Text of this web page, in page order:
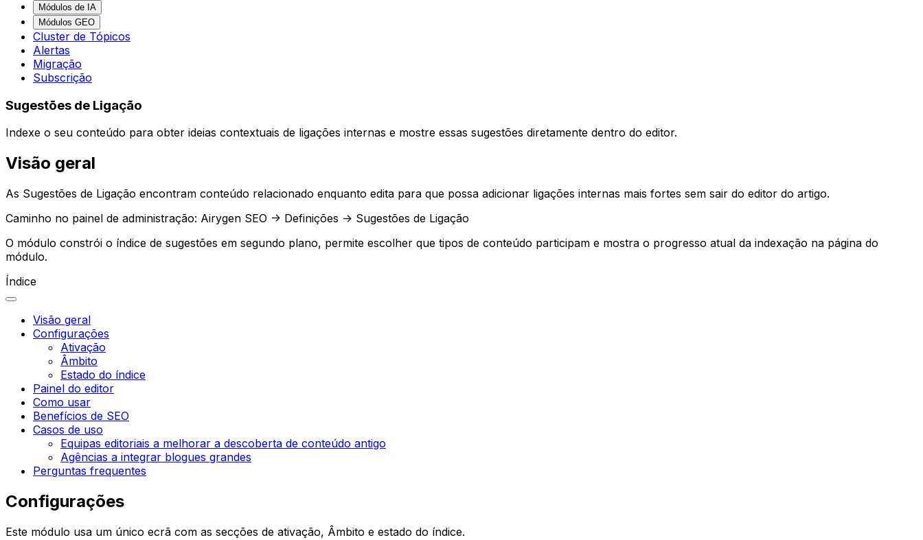
Módulos de IA
Módulos GEO
Cluster de Tópicos
Alertas
Migração
Subscrição
Sugestões de Ligação
Indexe o seu conteúdo para obter ideias contextuais de ligações internas e mostre essas sugestões diretamente dentro do editor.
Visão geral
As Sugestões de Ligação encontram conteúdo relacionado enquanto edita para que possa adicionar ligações internas mais fortes sem sair do editor do artigo.
Caminho no painel de administração: Airygen SEO -> Definições -> Sugestões de Ligação
O módulo constrói o índice de sugestões em segundo plano, permite escolher que tipos de conteúdo participam e mostra o progresso atual da indexação na página do
módulo.
Índice
Visão geral
Configurações
Ativação
Âmbito
Estado do índice
Painel do editor
Como usar
Benefícios de SEO
Casos de uso
Equipas editoriais a melhorar a descoberta de conteúdo antigo
Agências a integrar blogues grandes
Perguntas frequentes
Configurações
Este módulo usa um único ecrã com as secções de ativação, Âmbito e estado do índice.